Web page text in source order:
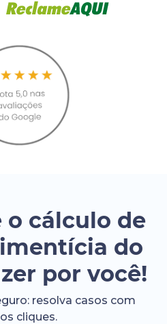
o cálculo de
do
por você!
resolva casos com
cliques.